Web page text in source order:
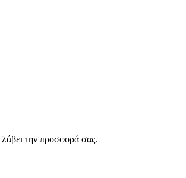
την προσφορά σας.